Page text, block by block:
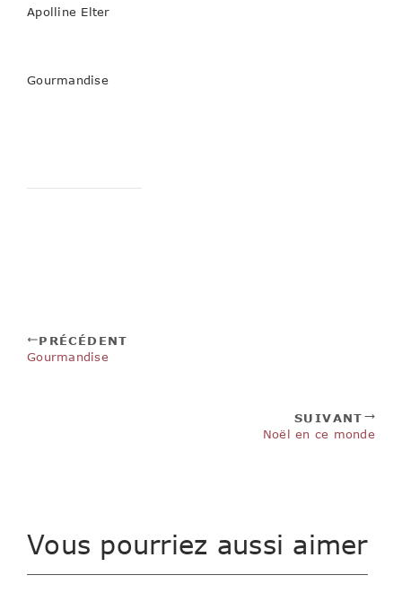
Apolline Elter
Gourmandise
PRÉCÉDENT
Gourmandise
SUIVANT
Noël en ce monde
Vous pourriez aussi aimer